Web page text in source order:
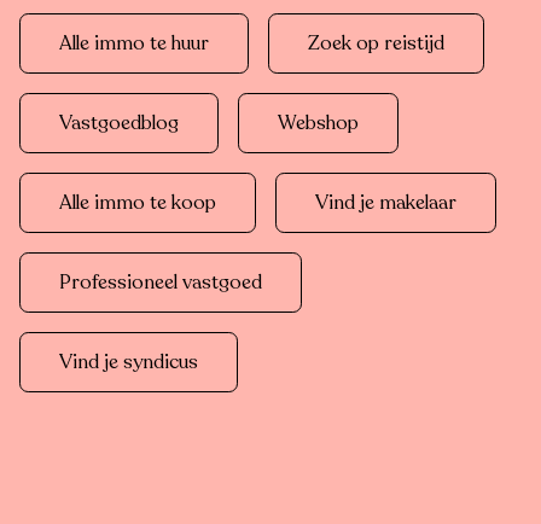
Alle immo te huur Zoek op reistijd
Vastgoedblog Webshop
Alle immo te koop Vind je makelaar
Professioneel vastgoed
Vind je syndicus